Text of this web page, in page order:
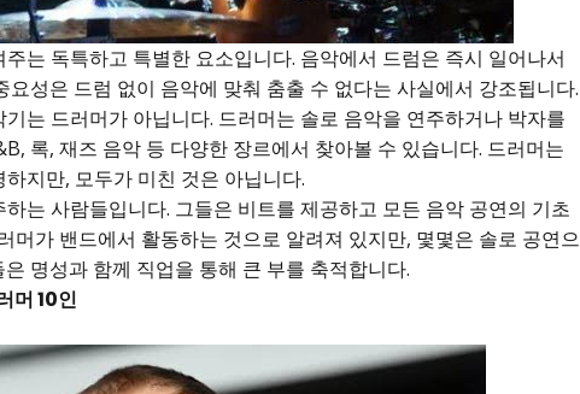
는 독특하고 특별한 요소입니다. 음악에서 드럼은 즉시 일어나서
요성은 드럼 없이 음악에 맞춰 춤출 수 없다는 사실에서 강조됩니다.
는 드러머가 아닙니다. 드러머는 솔로 음악을 연주하거나 박자를
록, 재즈 음악 등 다양한 장르에서 찾아볼 수 있습니다. 드러머는
지만, 모두가 미친 것은 아닙니다.
는 사람들입니다. 그들은 비트를 제공하고 모든 음악 공연의 기초
머가 밴드에서 활동하는 것으로 알려져 있지만, 몇몇은 솔로 공연으
명성과 함께 직업을 통해 큰 부를 축적합니다.
머 10인